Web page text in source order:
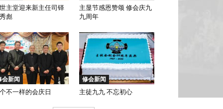
主堂迎来新主任司铎
彪
主显节感恩赞颂 修会庆九
九周年
会新闻
不一样的会庆日
修会新闻
主徒九九 不忘初心